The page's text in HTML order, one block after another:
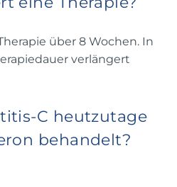
über 8 Wochen. In
verlängert
C heutzutage
behandelt?